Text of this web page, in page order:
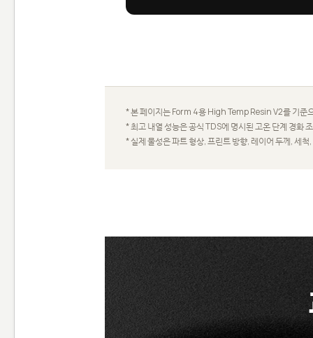
* 본 페이지는 Form 4용 High Temp Resin V2를 기준
* 최고 내열 성능은 공식 TDS에 명시된 고온 단계 경화
* 실제 물성은 파트 형상, 프린트 방향, 레이어 두께, 세